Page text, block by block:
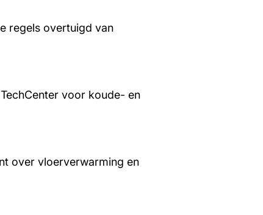
regels overtuigd van
voor koude- en
over vloerverwarming en